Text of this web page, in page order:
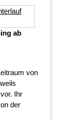
ab
von
Ihr
der